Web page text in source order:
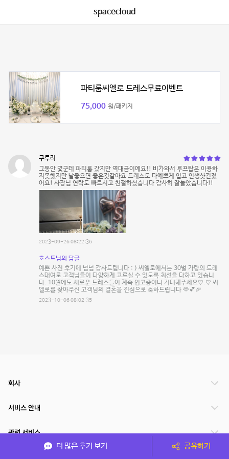
spacecloud
파티룸씨엘로 드레스무료이벤트
75,000 원/패키지
쿠루리
그동안 몇군데 파티룸 갔지만 역대급이에요!! 비가와서 루프탑은 이용하
지못했지만 날좋으면 좋은것같아요 드레스도 다예쁘게 입고 인생샷건졌
어요! 사장님 연락도 빠르시고 친절하셨습니다 감사히 잘놀았습니다!!
2023-09-26 08:22:36
호스트님의 답글
예쁜 사진 후기에 넘넘 감사드립니다 : ) 씨엘로에서는 30벌 가량의 드레
스대여로 고객님들이 다양하게 고르실 수 있도록 최선을 다하고 있습니
다. 10월에도 새로운 드레스들이 계속 입고중이니 기대해주세요♡.♡ 씨
엘로를 찾아주신 고객님의 결혼을 진심으로 축하드립니다 🫶💕🎉
2023-10-06 08:02:35
더 많은 후기 보기 공유하기
회사
서비스 안내
관련 서비스